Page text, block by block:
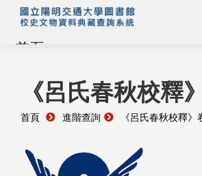
首頁
藏品查詢
校史館簡介
藏品清單全覽
《呂氏春秋校釋
首頁 進階查詢 《呂氏春秋校釋》